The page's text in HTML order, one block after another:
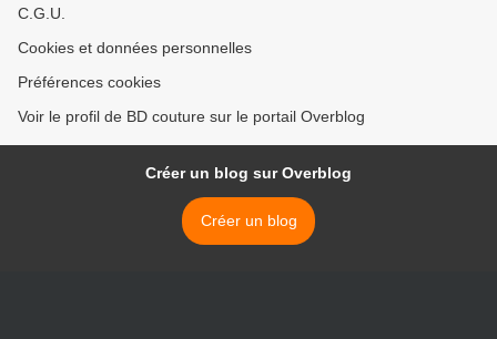
C.G.U.
Cookies et données personnelles
Préférences cookies
Voir le profil de BD couture sur le portail Overblog
Créer un blog sur Overblog
Créer un blog